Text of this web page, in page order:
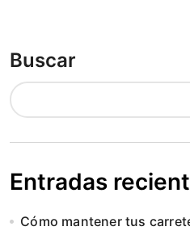
Buscar
Entradas
Cómo mantener tus